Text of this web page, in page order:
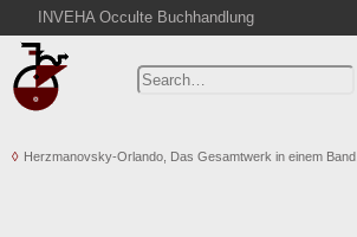
INVEHA Occulte Buchhandlung
Home
Advanced Search
CartHerzmanovsky-Orlando, Das Gesamtwerk in einem Band.